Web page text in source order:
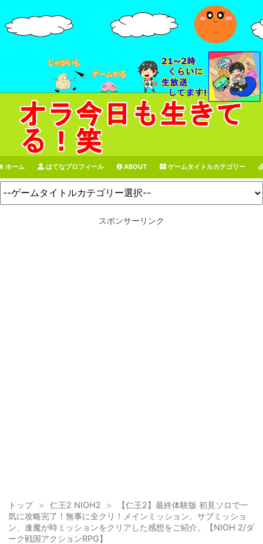
ホーム はてなプロフィール ABOUT ゲームタイトルカテゴリー
スポンサーリンク
トップ > 仁王2 NIOH2 >
【仁王2】最終体験版 初見ソロで一
気に攻略完了！無事に全クリ！メインミッション、サブミッショ
ン、逢魔が時ミッションをクリアした感想をご紹介。【NIOH 2/ダ
ーク戦国アクションRPG】